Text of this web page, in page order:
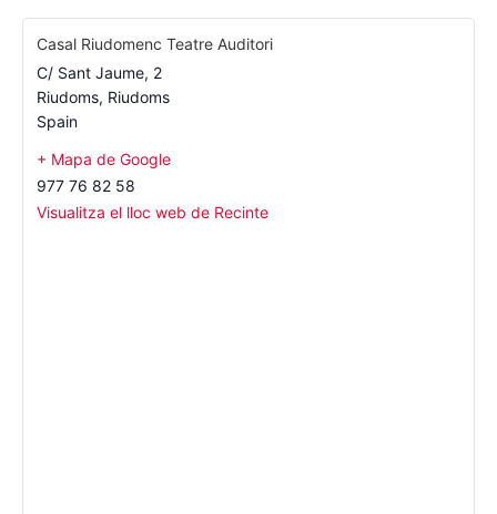
Casal Riudomenc Teatre Auditori
C/ Sant Jaume, 2
Riudoms, Riudoms
Spain
+ Mapa de Google
977 76 82 58
Visualitza el lloc web de Recinte